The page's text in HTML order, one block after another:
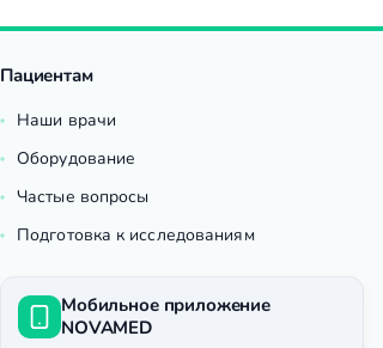
Пациентам
Наши врачи
Оборудование
Частые вопросы
Подготовка к исследованиям
Мобильное приложение
NOVAMED